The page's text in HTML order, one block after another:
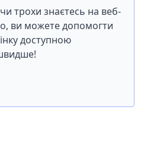
трохи знаєтесь на веб-
ви можете допомогти
доступною